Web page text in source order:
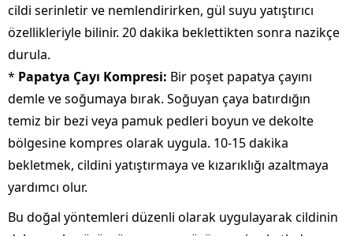
cildi serinletir ve nemlendirirken, gül suyu yatıştırıcı
özellikleriyle bilinir. 20 dakika beklettikten sonra nazikçe
durula.
* Papatya Çayı Kompresi: Bir poşet papatya çayını
demle ve soğumaya bırak. Soğuyan çaya batırdığın
temiz bir bezi veya pamuk pedleri boyun ve dekolte
bölgesine kompres olarak uygula. 10-15 dakika
bekletmek, cildini yatıştırmaya ve kızarıklığı azaltmaya
yardımcı olur.
Bu doğal yöntemleri düzenli olarak uygulayarak cildinin